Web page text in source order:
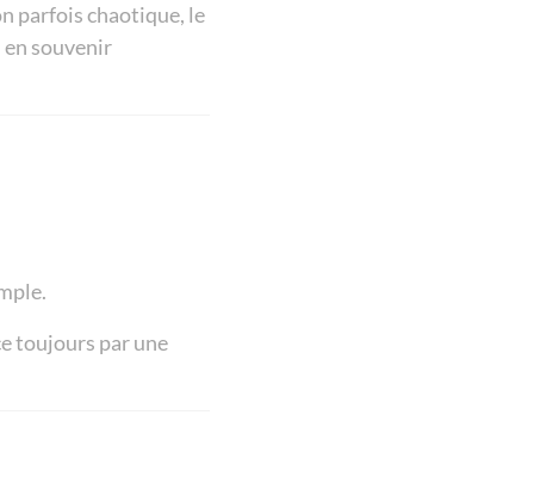
parfois chaotique, le
souvenir
toujours par une